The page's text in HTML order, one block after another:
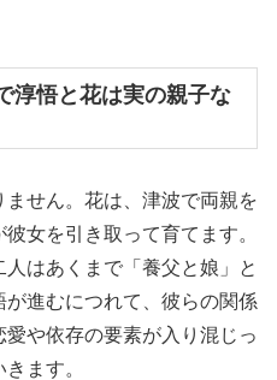
淳悟と花は実の親子な
せん。花は、津波で両親を
女を引き取って育てます。
はあくまで「養父と娘」と
進むにつれて、彼らの関係
や依存の要素が入り混じっ
ます。